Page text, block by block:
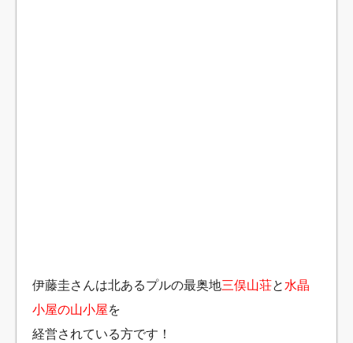
伊藤圭さんは北あるプルの最奥地三俣山荘と 水晶
小屋の山小屋を
経営されている方です！